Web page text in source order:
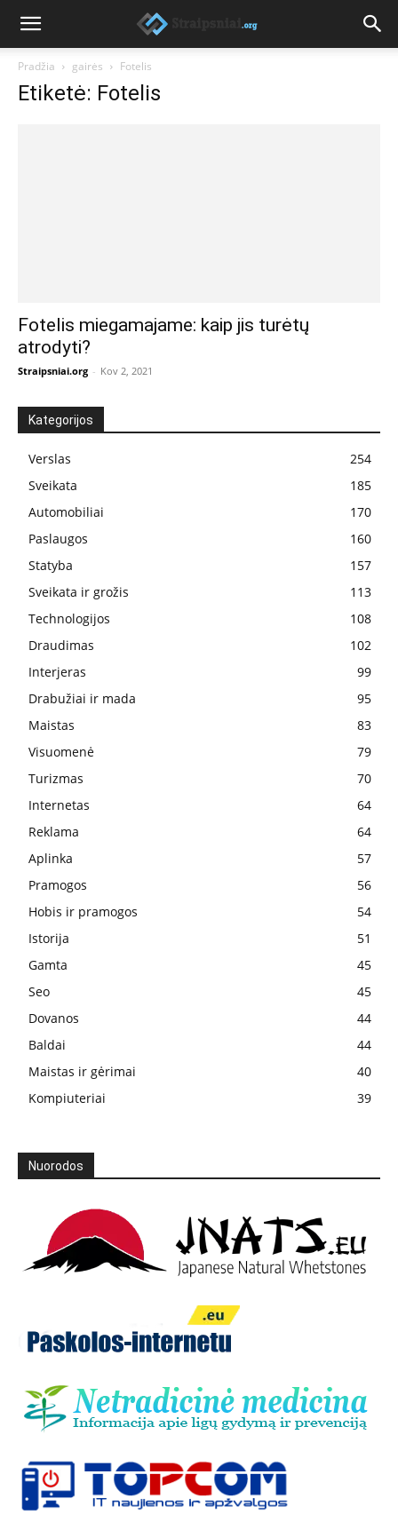
Pradžia gairės Fotelis
Etiketė: Fotelis
Fotelis miegamajame: kaip jis turėtų
atrodyti?
Straipsniai.org - Kov 2, 2021
Kategorijos
Verslas
254
Sveikata
185
Automobiliai
170
Paslaugos
160
Statyba
157
Sveikata ir grožis
113
Technologijos
108
Draudimas
102
Interjeras
99
Drabužiai ir mada
95
Maistas
83
Visuomenė
79
Turizmas
70
Internetas
64
Reklama
64
Aplinka
57
Pramogos
56
Hobis ir pramogos
54
Istorija
51
Gamta
45
Seo
45
Dovanos
44
Baldai
44
Maistas ir gėrimai
40
Kompiuteriai
39
Nuorodos